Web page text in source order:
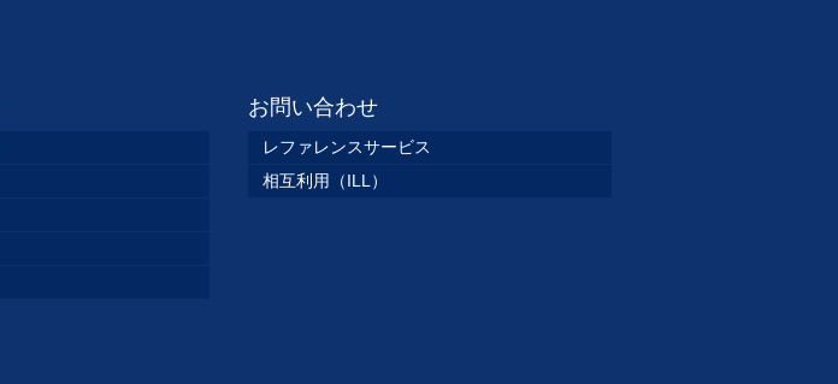
お問い合わせ
レファレンスサービス
相互利用（ILL）